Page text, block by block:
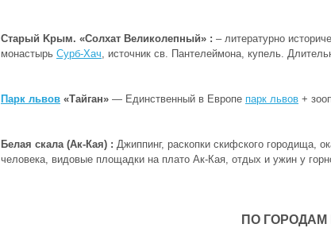
Старый Kрым. «Солхат Великолепный» : – литературно
монастырь Сурб-Хач, источник св. Пантелеймона, купель.
Парк львов «Тайган» — Единственный в Европе парк львов +
Белая скала (Ак-Кая) : Джиппинг, раскопки скифского городища,
человека, видовые площадки на плато Ак-Кая, отдых и ужин у
ПО